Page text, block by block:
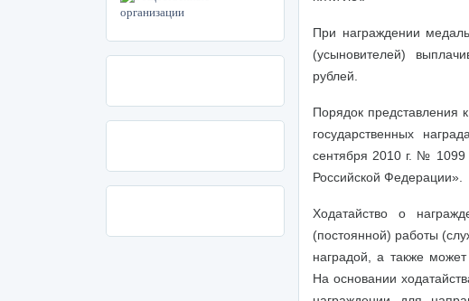
При награждении
(усыновителей)
рублей.
Порядок представления
государственных
сентября 2010 г. № 1099
Российской Федерации».
Ходатайство о
(постоянной) работы
наградой, а также
На основании